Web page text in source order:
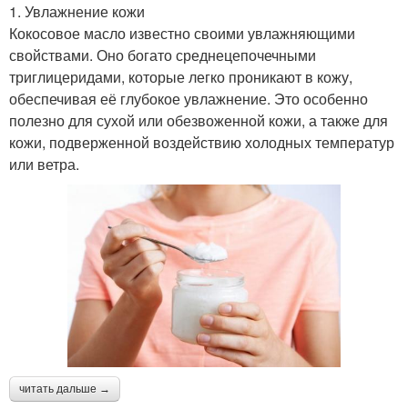
1. Увлажнение кожи
Кокосовое масло известно своими увлажняющими
свойствами. Оно богато среднецепочечными
триглицеридами, которые легко проникают в кожу,
обеспечивая её глубокое увлажнение. Это особенно
полезно для сухой или обезвоженной кожи, а также для
кожи, подверженной воздействию холодных температур
или ветра.
читать дальше →